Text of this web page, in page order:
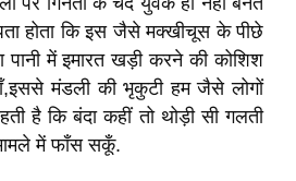
होता कि इस जैसे मक्खीचूस के पीछे
में इमारत खड़ी करने की कोशिश
मंडली की भृकुटी हम जैसे लोगों
है कि बंदा कहीं तो थोड़ी सी गलती
में फाँस सकूँ.